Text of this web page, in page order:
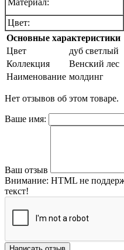
Материал:
Цвет:
Основные характеристики
Цвет
дуб светлый
Коллекция
Венский лес
Наименование молдинг
Нет отзывов об этом товаре.
Ваше имя:
Ваш отзыв
Внимание: HTML не
текст!